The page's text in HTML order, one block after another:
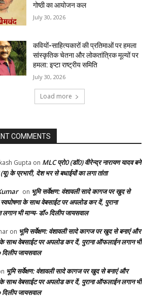
गोष्ठी का आयोजन कल
July 30, 2026
कवियों-साहित्यकारों की प्रतिमाओं पर हमला
सांस्कृतिक चेतना और लोकतांत्रिक मूल्यों पर
हमला: इप्टा राष्ट्रीय समिति
July 30, 2026
Load more
COMMENTS
Gupta on MLC प्रो0 (डॉ0) वीरेन्द्र नारायण यादव बने
के प्रभारी, देश भर से बधाईयों का लगा तांता
on भूमि सर्वेक्षण: वंशावली सादे कागज पर खुद से
के साथ वेबसाईट पर अपलोड कर दें, पुराना
भी मान्य- डॉ० दिलीप जायसवाल
on भूमि सर्वेक्षण: वंशावली सादे कागज पर खुद से बनाएं और
के साथ वेबसाईट पर अपलोड कर दें, पुराना ऑफलाईन लगान भी
दिलीप जायसवाल
भूमि सर्वेक्षण: वंशावली सादे कागज पर खुद से बनाएं और
के साथ वेबसाईट पर अपलोड कर दें, पुराना ऑफलाईन लगान भी
दिलीप जायसवाल